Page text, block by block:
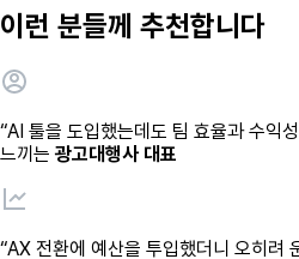
이런 분들께 추천합니다
“AI 툴을 도입했는데도 팀 효율과 수익
느끼는 광고대행사 대표
“AX 전환에 예산을 투입했더니 오히려